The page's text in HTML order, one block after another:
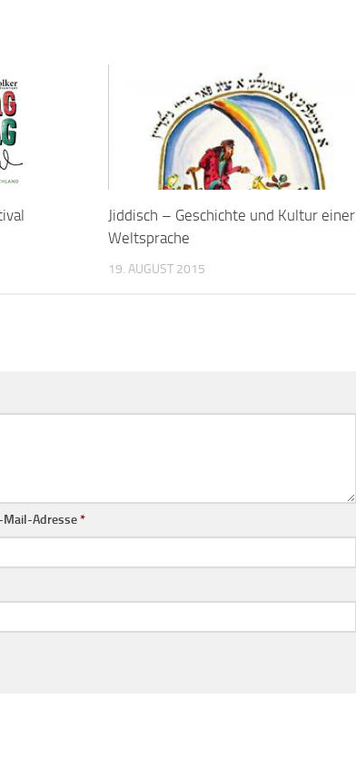
Jiddisch – Geschichte und Kultur einer
Weltsprache
19. AUGUST 2015
Mail-Adresse*